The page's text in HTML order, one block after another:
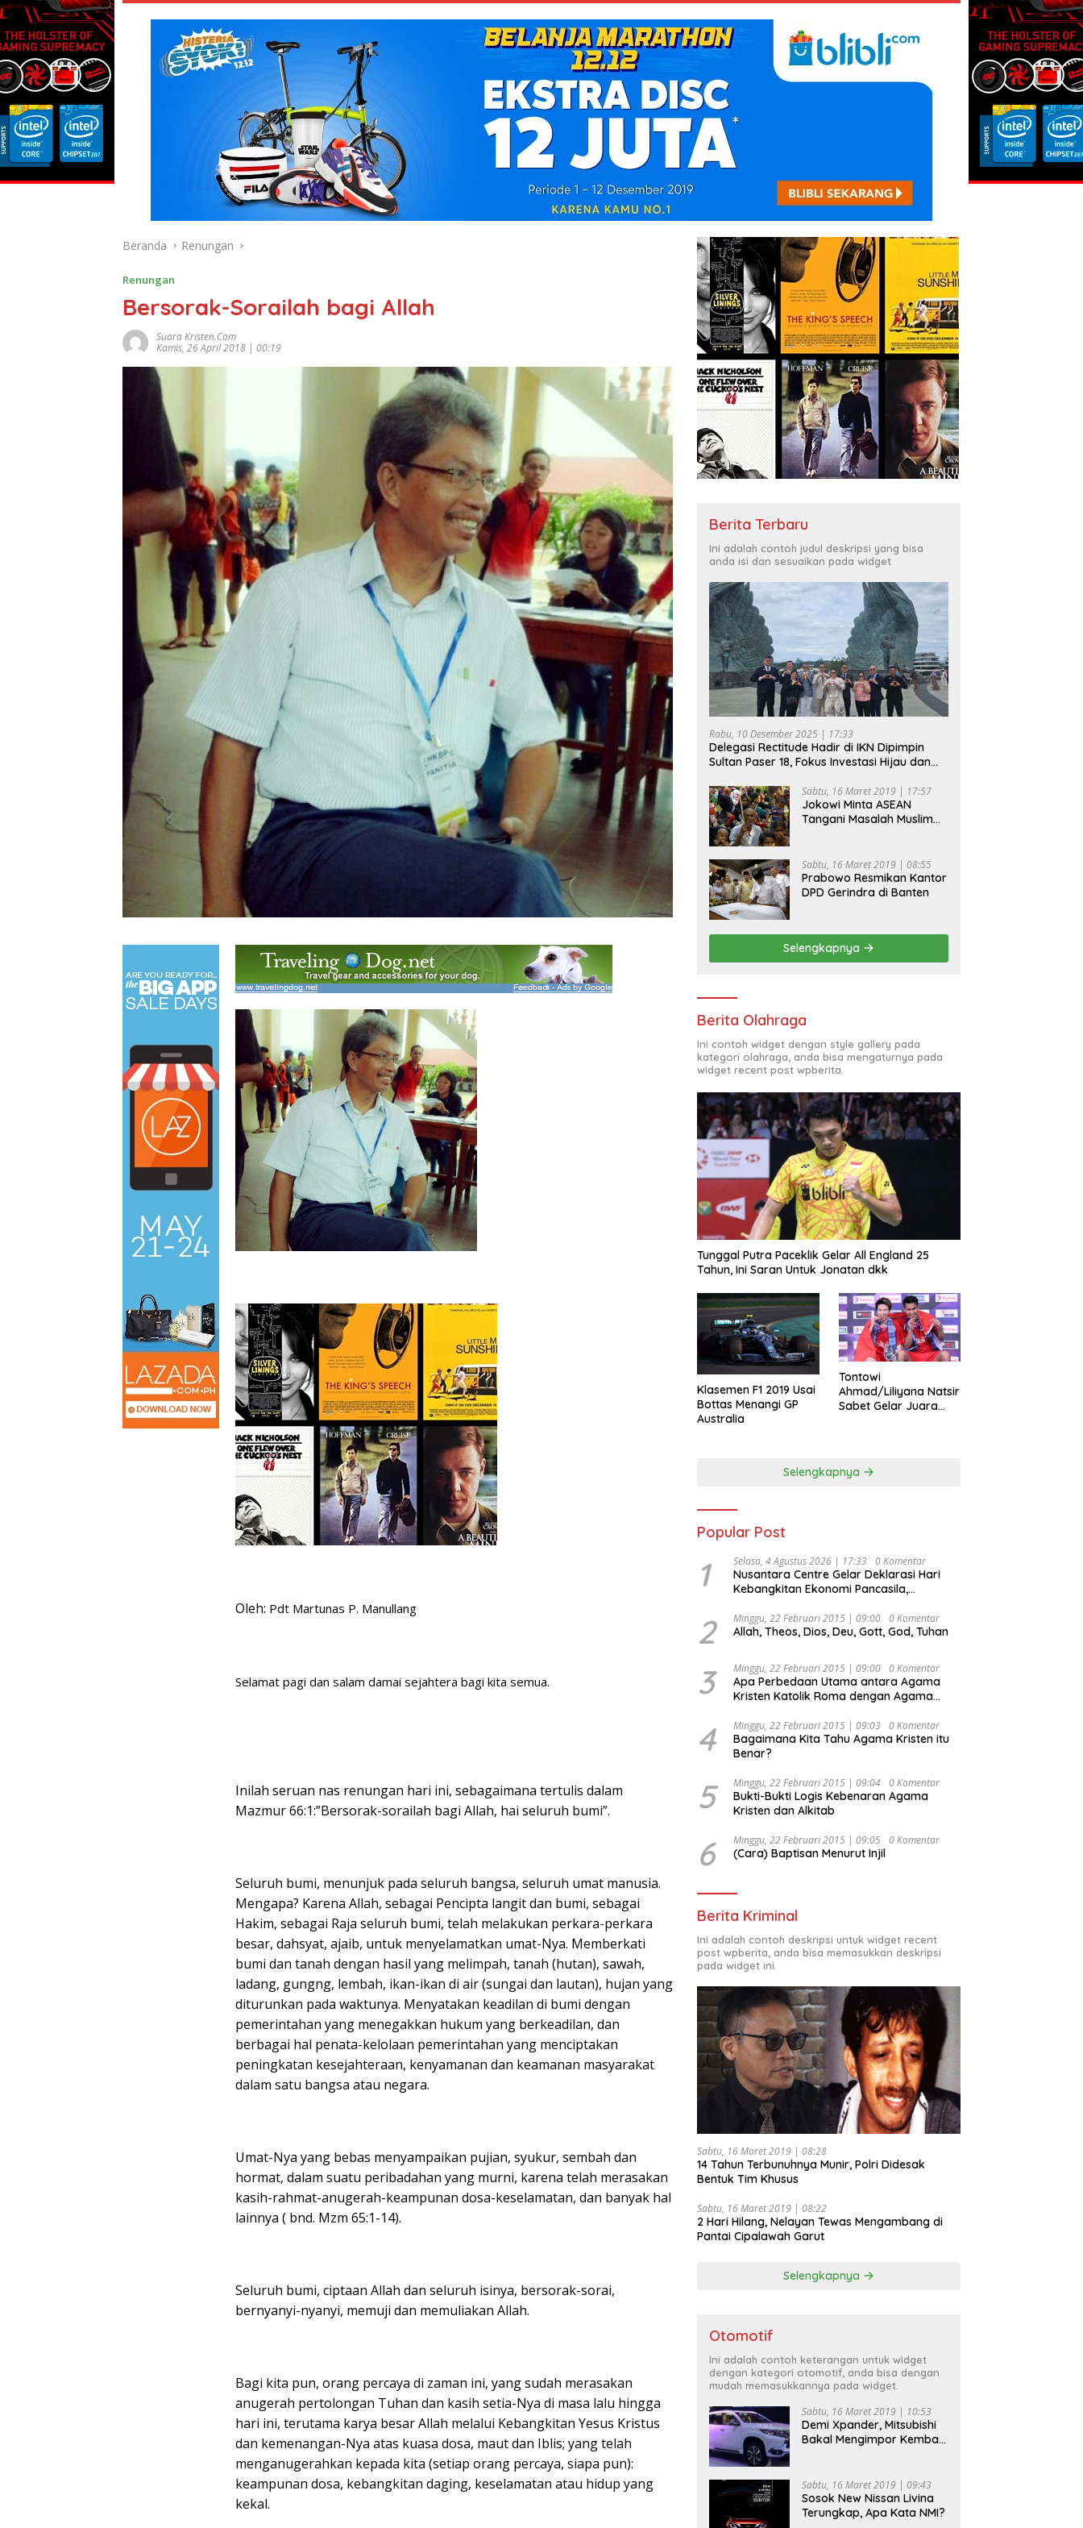
Beranda Renungan
Renungan
Bersorak-Sorailah bagi Allah
Suara Kristen.com
Kamis, 26 April 2018 | 00:19
Oleh: Pdt Martunas P. Manullang
Selamat pagi dan salam damai sejahtera bagi kita semua.
Inilah seruan nas renungan hari ini, sebagaimana tertulis dalam
Mazmur 66:1:”Bersorak-sorailah bagi Allah, hai seluruh bumi”.
Seluruh bumi, menunjuk pada seluruh bangsa, seluruh umat manusia.
Mengapa? Karena Allah, sebagai Pencipta langit dan bumi, sebagai
Hakim, sebagai Raja seluruh bumi, telah melakukan perkara-perkara
besar, dahsyat, ajaib, untuk menyelamatkan umat-Nya. Memberkati
bumi dan tanah dengan hasil yang melimpah, tanah (hutan), sawah,
ladang, gungng, lembah, ikan-ikan di air (sungai dan lautan), hujan yang
diturunkan pada waktunya. Menyatakan keadilan di bumi dengan
pemerintahan yang menegakkan hukum yang berkeadilan, dan
berbagai hal penata-kelolaan pemerintahan yang menciptakan
peningkatan kesejahteraan, kenyamanan dan keamanan masyarakat
dalam satu bangsa atau negara.
Umat-Nya yang bebas menyampaikan pujian, syukur, sembah dan
hormat, dalam suatu peribadahan yang murni, karena telah merasakan
kasih-rahmat-anugerah-keampunan dosa-keselamatan, dan banyak hal
lainnya ( bnd. Mzm 65:1-14).
Seluruh bumi, ciptaan Allah dan seluruh isinya, bersorak-sorai,
bernyanyi-nyanyi, memuji dan memuliakan Allah.
Bagi kita pun, orang percaya di zaman ini, yang sudah merasakan
anugerah pertolongan Tuhan dan kasih setia-Nya di masa lalu hingga
hari ini, terutama karya besar Allah melalui Kebangkitan Yesus Kristus
dan kemenangan-Nya atas kuasa dosa, maut dan Iblis; yang telah
menganugerahkan kepada kita (setiap orang percaya, siapa pun):
keampunan dosa, kebangkitan daging, keselamatan atau hidup yang
kekal.
Berita Terbaru
Ini adalah contoh judul deskripsi yang bisa
anda isi dan sesuaikan pada widget
Rabu, 10 Desember 2025 | 17:33
Delegasi Rectitude Hadir di IKN Dipimpin
Sultan Paser 18, Fokus Investasi Hijau dan
Sabtu, 16 Maret 2019 | 17:57
Jokowi Minta ASEAN
Tangani Masalah Muslim
Sabtu, 16 Maret 2019 | 08:55
Prabowo Resmikan Kantor
DPD Gerindra di Banten
Selengkapnya
Berita Olahraga
Ini contoh widget dengan style gallery pada
kategori olahraga, anda bisa mengaturnya pada
widget recent post wpberita.
Tunggal Putra Paceklik Gelar All England 25
Tahun, Ini Saran Untuk Jonatan dkk
Klasemen F1 2019 Usai
Bottas Menangi GP
Australia
Tontowi
Ahmad/Liliyana Natsir
Sabet Gelar Juara
Selengkapnya
Popular Post
1 Selasa, 4 Agustus 2026 | 17:33 0 Komentar
Nusantara Centre Gelar Deklarasi Hari
Kebangkitan Ekonomi Pancasila,
Djojohadikusumo Anti Penjajahan
(Pergolakan Ekonomi Politik Indonesia) &
Undang Perekonomian Nasional dan
Kesejahteraan Sosial dalam Menata
Bangsa Menuju Indonesia Emas 2045”,
2 Minggu, 22 Februari 2015 | 09:00 0 Komentar
Allah, Theos, Dios, Deu, Gott, God, Tuhan
3 Minggu, 22 Februari 2015 | 09:00 0 Komentar
Apa Perbedaan Utama antara Agama
Kristen Katolik Roma dengan Agama
4 Minggu, 22 Februari 2015 | 09:03 0 Komentar
Bagaimana Kita Tahu Agama Kristen itu
Benar?
5 Minggu, 22 Februari 2015 | 09:04 0 Komentar
Bukti-Bukti Logis Kebenaran Agama
Kristen dan Alkitab
6 Minggu, 22 Februari 2015 | 09:05 0 Komentar
(Cara) Baptisan Menurut Injil
Berita Kriminal
Ini adalah contoh deskripsi untuk widget recent
post wpberita, anda bisa memasukkan deskripsi
pada widget ini.
Sabtu, 16 Maret 2019 | 08:28
14 Tahun Terbunuhnya Munir, Polri Didesak
Bentuk Tim Khusus
Sabtu, 16 Maret 2019 | 08:22
2 Hari Hilang, Nelayan Tewas Mengambang di
Pantai Cipalawah Garut
Selengkapnya
Otomotif
Ini adalah contoh keterangan untuk widget
dengan kategori otomotif, anda bisa dengan
mudah memasukkannya pada widget.
Sabtu, 16 Maret 2019 | 10:53
Demi Xpander, Mitsubishi
Bakal Mengimpor Kembali
Sabtu, 16 Maret 2019 | 09:43
Sosok New Nissan Livina
Terungkap, Apa Kata NMI?